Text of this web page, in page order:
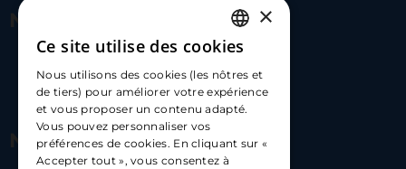
Nous contacter
hello@carloapp.com
Nous suivre
FRENCH
ENGLISH
SPANISH
×
Ce site utilise des cookies
Nous utilisons des cookies (les nôtres et
de tiers) pour améliorer votre expérience
et vous proposer un contenu adapté.
Vous pouvez personnaliser vos
préférences de cookies. En cliquant sur «
Accepter tout », vous consentez à